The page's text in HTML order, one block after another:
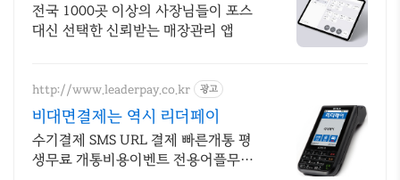
전국 1000곳 이상의 사장님들이 포스
대신 선택한 신뢰받는 매장관리 앱
http://www.leaderpay.co.kr 광고
비대면결제는 역시 리더페이
수기결제 SMS URL 결제 빠른개통 평
생무료 개통비용이벤트 전용어플무료